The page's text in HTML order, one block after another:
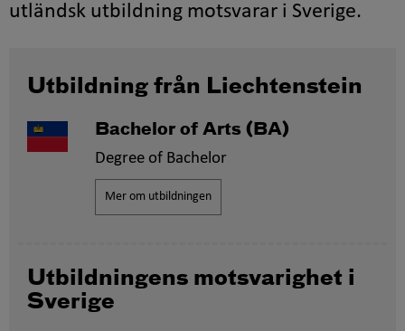
utländsk utbildning motsvarar i Sverige.
Utbildning från Liechtenstein
Bachelor of Arts (BA)
Degree of Bachelor
Mer om utbildningen
Utbildningens motsvarighet i
Sverige